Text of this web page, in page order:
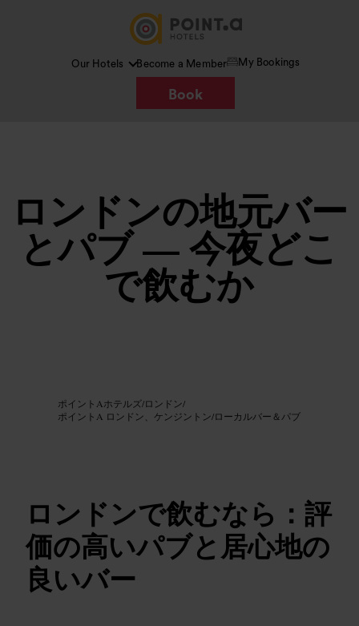
Our Hotels Become a Member My Bookings
Book
ロンドンの地元バー
とパブ — 今夜どこ
で飲むか
ポイントAホテルズ/ロンドン/
ポイントA ロンドン、ケンジントン/ローカルバー＆パブ
ロンドンで飲むなら：評
価の高いパブと居心地の
良いバー